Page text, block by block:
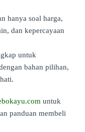
hanya soal harga,
dan kepercayaan
untuk
bahan pilihan,
untuk
panduan membeli